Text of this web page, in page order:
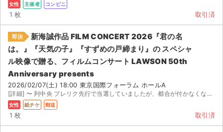
女性 主催者 コンビニ
1 枚 取引済
即決
新海誠作品 FILM CONCERT 2026『君の名
は。』『天気の子』『すずめの戸締まり』の スペシャ
ル映像で贈る、フィルムコンサート LAWSON 50th
Anniversary presents
2026/02/07(土) 18:00 東京国際フォーラム ホールA
[詳細] 〜 列中央 プレリク先行で当選していましたが、都合が付かなくなってしまったため出品し...
女性 紙チケ 郵送
1 枚 取引済